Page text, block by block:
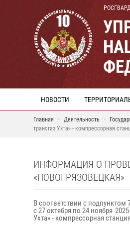
НОВОСТИ
Главная Деятельность
трансгаз Ухта» - компрессорная
ИНФОРМАЦИЯ О
«НОВОГРЯЗОВЕЦКАЯ»
В соответствии с
с 27 октября по 24 ноября
Ухта» - компрессорная